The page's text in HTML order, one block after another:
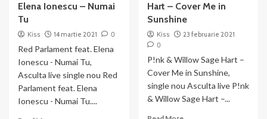
Elena Ionescu – Numai
Tu
Kiss 14 martie 2021 0
Red Parlament feat. Elena
Ionescu - Numai Tu,
Asculta live single nou Red
Parlament feat. Elena
Ionescu - Numai Tu....
Hart – Cover Me in
Sunshine
Kiss
23 februarie 2021
0
P!nk & Willow Sage Hart –
Cover Me in Sunshine,
single nou Asculta live P!nk
& Willow Sage Hart –...
Read